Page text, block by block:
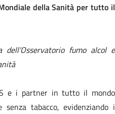
della Sanità per tutto il
fumo alcol e
e i partner in tutto il mondo
tabacco, evidenziando i